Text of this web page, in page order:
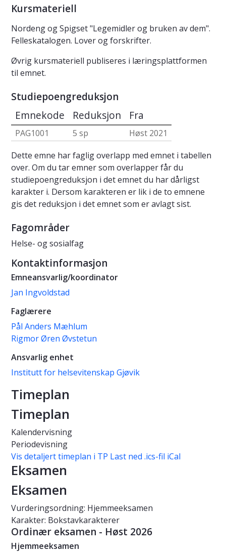
Kursmateriell
Nordeng og Spigset "Legemidler og bruken av dem".
Felleskatalogen. Lover og forskrifter.
Øvrig kursmateriell publiseres i læringsplattformen
til emnet.
Studiepoengreduksjon
Emnekode Reduksjon Fra
PAG1001 5 sp
Høst 2021
Dette emne har faglig overlapp med emnet i tabellen
over. Om du tar emner som overlapper får du
studiepoengreduksjon i det emnet du har dårligst
karakter i. Dersom karakteren er lik i de to emnene
gis det reduksjon i det emnet som er avlagt sist.
Fagområder
Helse- og sosialfag
Kontaktinformasjon
Emneansvarlig/koordinator
Jan Ingvoldstad
Faglærere
Pål Anders Mæhlum
Rigmor Øren Øvstetun
Ansvarlig enhet
Institutt for helsevitenskap Gjøvik
Timeplan
Timeplan
Kalendervisning
Periodevisning
Vis detaljert timeplan i TP Last ned .ics-fil iCal
Eksamen
Eksamen
Vurderingsordning: Hjemmeeksamen
Karakter: Bokstavkarakterer
Ordinær eksamen - Høst 2026
Hjemmeeksamen